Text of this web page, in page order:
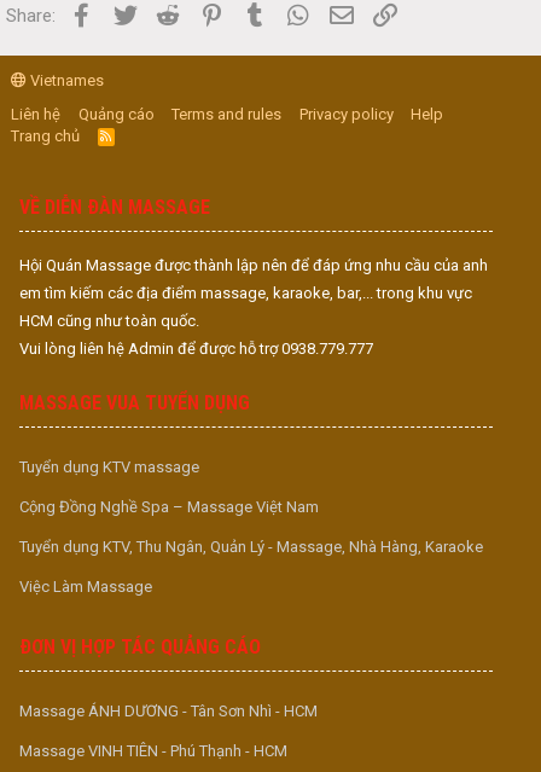
Share: Facebook
Twitter Reddit PinterestTumblr WhatsApp
Email
Vietnames
Liên hệ
Quảng cáo Terms and rules Privacy policy
Help
Trang chủ
R
S
VỀ DIỄN ĐÀN MASSAGE
Hội Quán Massage được thành lập nên để đáp ứng nhu cầu của anh
em tìm kiếm các địa điểm massage, karaoke, bar,... trong khu vực
HCM cũng như toàn quốc.
Vui lòng liên hệ Admin để được hỗ trợ 0938.779.777
MASSAGE VUA TUYỂN DỤNG
Tuyển dụng KTV massage
Cộng Đồng Nghề Spa – Massage Việt Nam
Tuyển dụng KTV, Thu Ngân, Quản Lý - Massage, Nhà Hàng, Karaoke
Việc Làm Massage
ĐƠN VỊ HỢP TÁC QUẢNG CÁO
Massage ÁNH DƯƠNG - Tân Sơn Nhì - HCM
Massage VINH TIÊN - Phú Thạnh - HCM